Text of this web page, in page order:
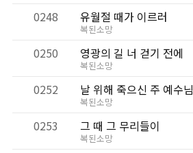
0248 유월절 때가 이르러
복된소망
0250 영광의 길 너 걷기 전에
복된소망
0252 날 위해 죽으신 주 예수님
복된소망
0253 그 때 그 무리들이
복된소망